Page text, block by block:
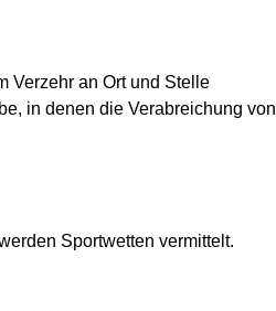
Verzehr an Ort und Stelle
in denen die Verabreichung von
Sportwetten vermittelt.